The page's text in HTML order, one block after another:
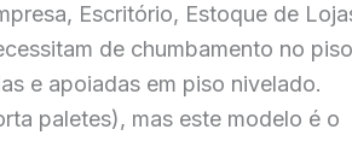
Escritório, Estoque de
de chumbamento no
e apoiadas em piso nivelado.
paletes), mas este modelo é o